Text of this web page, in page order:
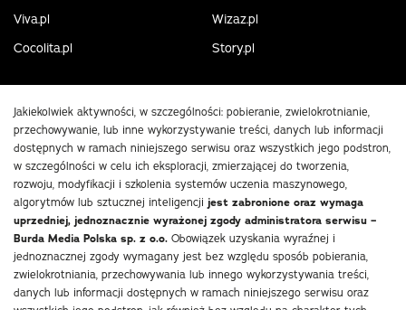
Viva.pl
Wizaz.pl
Cocolita.pl
Story.pl
Jakiekolwiek aktywności, w szczególności: pobieranie, zwielokrotnianie,
przechowywanie, lub inne wykorzystywanie treści, danych lub informacji
dostępnych w ramach niniejszego serwisu oraz wszystkich jego podstron,
w szczególności w celu ich eksploracji, zmierzającej do tworzenia,
rozwoju, modyfikacji i szkolenia systemów uczenia maszynowego,
algorytmów lub sztucznej inteligencji jest zabronione oraz wymaga
uprzedniej, jednoznacznie wyrażonej zgody administratora serwisu –
Burda Media Polska sp. z o.o. Obowiązek uzyskania wyraźnej i
jednoznacznej zgody wymagany jest bez względu sposób pobierania,
zwielokrotniania, przechowywania lub innego wykorzystywania treści,
danych lub informacji dostępnych w ramach niniejszego serwisu oraz